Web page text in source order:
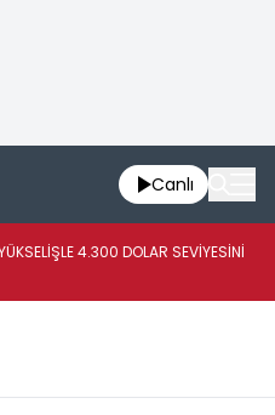
Canlı
4.300 DOLAR SEVİYESİNİ